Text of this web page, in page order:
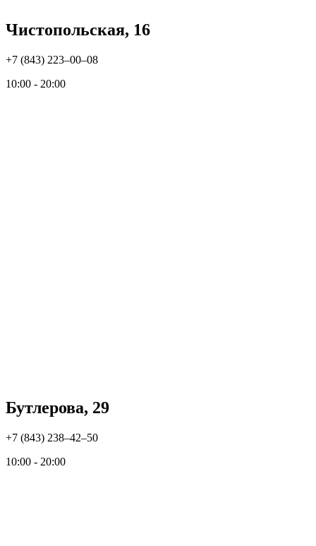
Чистопольская, 16
+7 (843) 223‒00‒08
10:00 - 20:00
Бутлерова, 29
+7 (843) 238‒42‒50
10:00 - 20:00